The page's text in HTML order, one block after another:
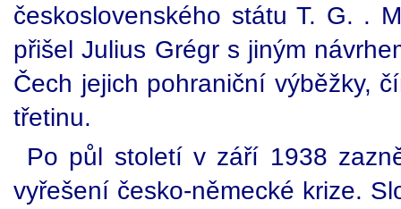
československého státu T. G. .
přišel Julius Grégr s jiným
Čech jejich pohraniční výběžky,
třetinu.
Po půl století v září 1938
vyřešení česko-německé krize.